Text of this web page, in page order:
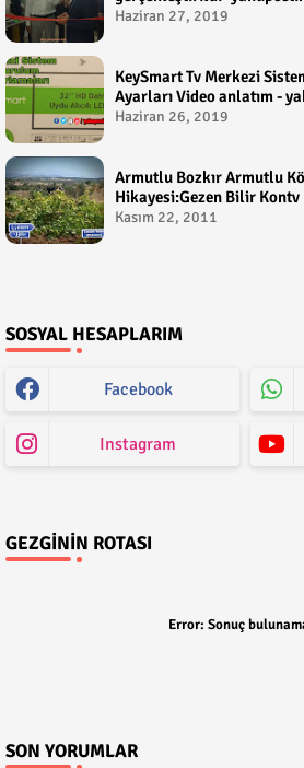
Haziran 27, 2019
KeySmart Tv Merkezi
Ayarları Video anlatım -
Çetin
Haziran 26, 2019
Armutlu Bozkır Armutlu
Hikayesi:Gezen Bilir Kontv
Kasım 22, 2011
SOSYAL HESAPLARIM
Facebook
Instagram
GEZGININ ROTASI
Error: Sonuç
SON YORUMLAR